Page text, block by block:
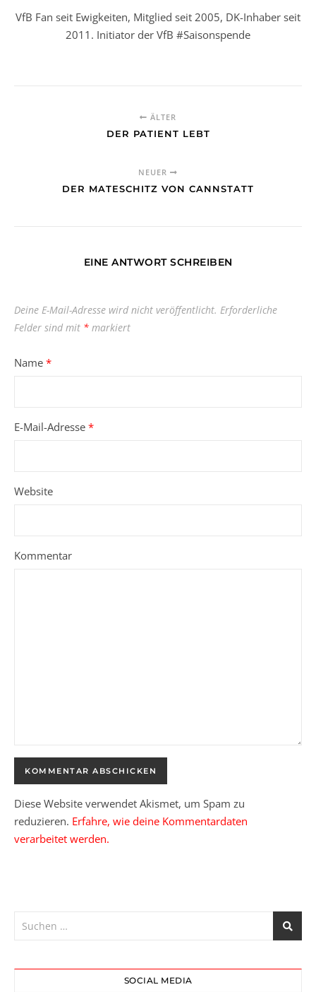
VfB Fan seit Ewigkeiten, Mitglied seit 2005, DK-Inhaber seit
2011. Initiator der VfB #Saisonspende
ÄLTER
DER PATIENT LEBT
NEUER
DER MATESCHITZ VON CANNSTATT
EINE ANTWORT SCHREIBEN
Deine E-Mail-Adresse wird nicht veröffentlicht. Erforderliche
Felder sind mit * markiert
Name *
E-Mail-Adresse *
Website
Kommentar
Diese Website verwendet Akismet, um Spam zu
reduzieren. Erfahre, wie deine Kommentardaten
verarbeitet werden.
SOCIAL MEDIA